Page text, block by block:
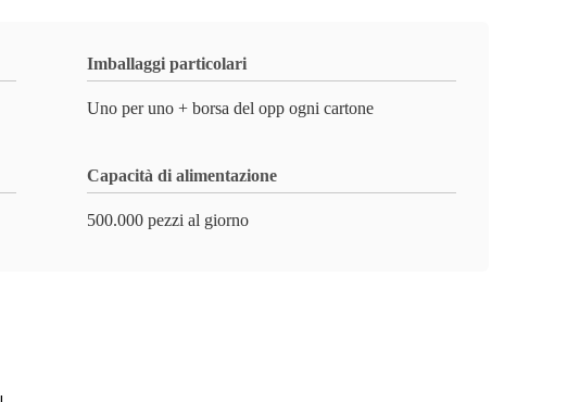
Imballaggi particolari
Uno per uno + borsa del opp ogni cartone
Capacità di alimentazione
500.000 pezzi al giorno